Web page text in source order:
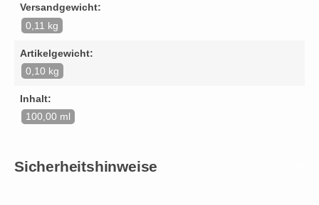
Versandgewicht:
0,11 kg
Artikelgewicht:
0,10 kg
Inhalt:
100,00 ml
Sicherheitshinweise